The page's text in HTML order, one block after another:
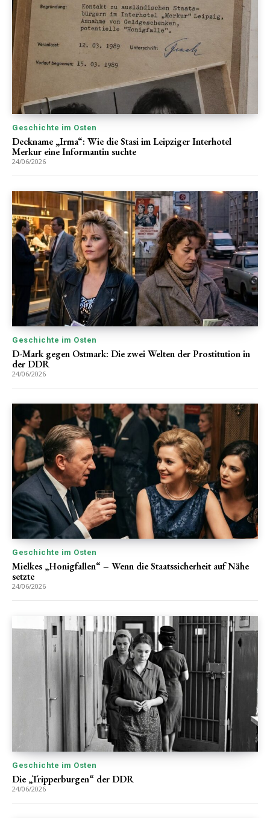
Geschichte im Osten
Deckname „Irma“: Wie die Stasi im Leipziger Interhotel
Merkur eine Informantin suchte
24/06/2026
Geschichte im Osten
D-Mark gegen Ostmark: Die zwei Welten der Prostitution in
der DDR
24/06/2026
Geschichte im Osten
Mielkes „Honigfallen“ – Wenn die Staatssicherheit auf Nähe
setzte
24/06/2026
Geschichte im Osten
Die „Tripperburgen“ der DDR
24/06/2026